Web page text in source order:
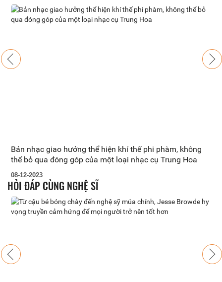
không
khác’
Previous
Bản nhạc giao hưởng thể hiện khí thế phi phàm, không
thể bỏ qua đóng góp của một loại nhạc cụ Trung Hoa
08-12-2023
Next
HỎI ĐÁP CÙNG NGHỆ SĨ
Previous Next